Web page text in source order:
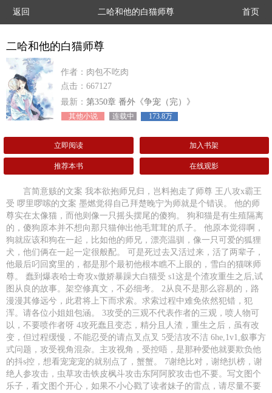
返回 二哈和他的白猫师尊 首页
二哈和他的白猫师尊
作者：肉包不吃肉
点击：667127
最新： 第350章 番外《争宠（完）》
其他小说 连载中 173.8万
立即阅读 加入书架
推荐本书 在线观影
言简意赅的文案 我本欲抱师兄归，岂料抱走了师尊 王八攻x霸王
受 啰里啰嗦的文案 墨燃觉得自己拜楚晚宁为师就是个错误。 他的师
尊实在太像猫，而他则像一只摇头摆尾的傻狗。 狗和猫是有生殖隔离
的，傻狗原本并不想向那只猫伸出他毛茸茸的爪子。 他原本觉得啊，
狗就应该和狗在一起，比如他的师兄，漂亮温驯，像一只可爱的狐狸
犬，他们俩在一起一定很般配。 可是死过去又活过来，活了两辈子，
他最后叼回窝里的，都是那个最初他根本瞧不上眼的，雪白的猫咪师
尊。 蠢到爆表哈士奇攻x傲娇暴躁大白猫受 s1这是个渣攻重生之后,试
图从良的故事。架空修真文，不必细考。 2从良不是那么容易的，路
漫漫其修远兮，此君将上下而求索。求索过程中难免依然犯错，犯
浑。请各位小姐姐包涵。 3攻受的三观不代表作者的三观，喷人物可
以，不要喷作者呀 4攻死蠢且变态，精分且人渣，重生之后，虽有改
变，但过程缓慢，不能忍受的请点叉点叉 5受洁攻不洁 6he,1v1,叙事方
式问题，攻受视角混杂。主攻视角，受控唔，是那种爱他就要欺负他
的抖s控，想看宠宠宠的就别点了，蟹蟹。 7谢绝比对，谢绝扒榜，谢
绝人参攻击，虫草攻击铁皮枫斗攻击东阿阿胶攻击也不要。写文图个
乐子，看文图个开心，如果不小心戳了读者妹子的雷点，请尽量不要